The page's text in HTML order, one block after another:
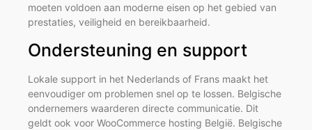
moeten voldoen aan moderne eisen op het gebied van
prestaties, veiligheid en bereikbaarheid.
Ondersteuning en support
Lokale support in het Nederlands of Frans maakt het
eenvoudiger om problemen snel op te lossen. Belgische
ondernemers waarderen directe communicatie. Dit
geldt ook voor WooCommerce hosting België. Belgische